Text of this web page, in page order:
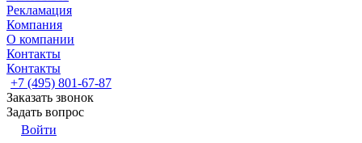
Рекламация
Компания
О компании
Контакты
Контакты
+7 (495) 801-67-87
Заказать звонок
Задать вопрос
Войти